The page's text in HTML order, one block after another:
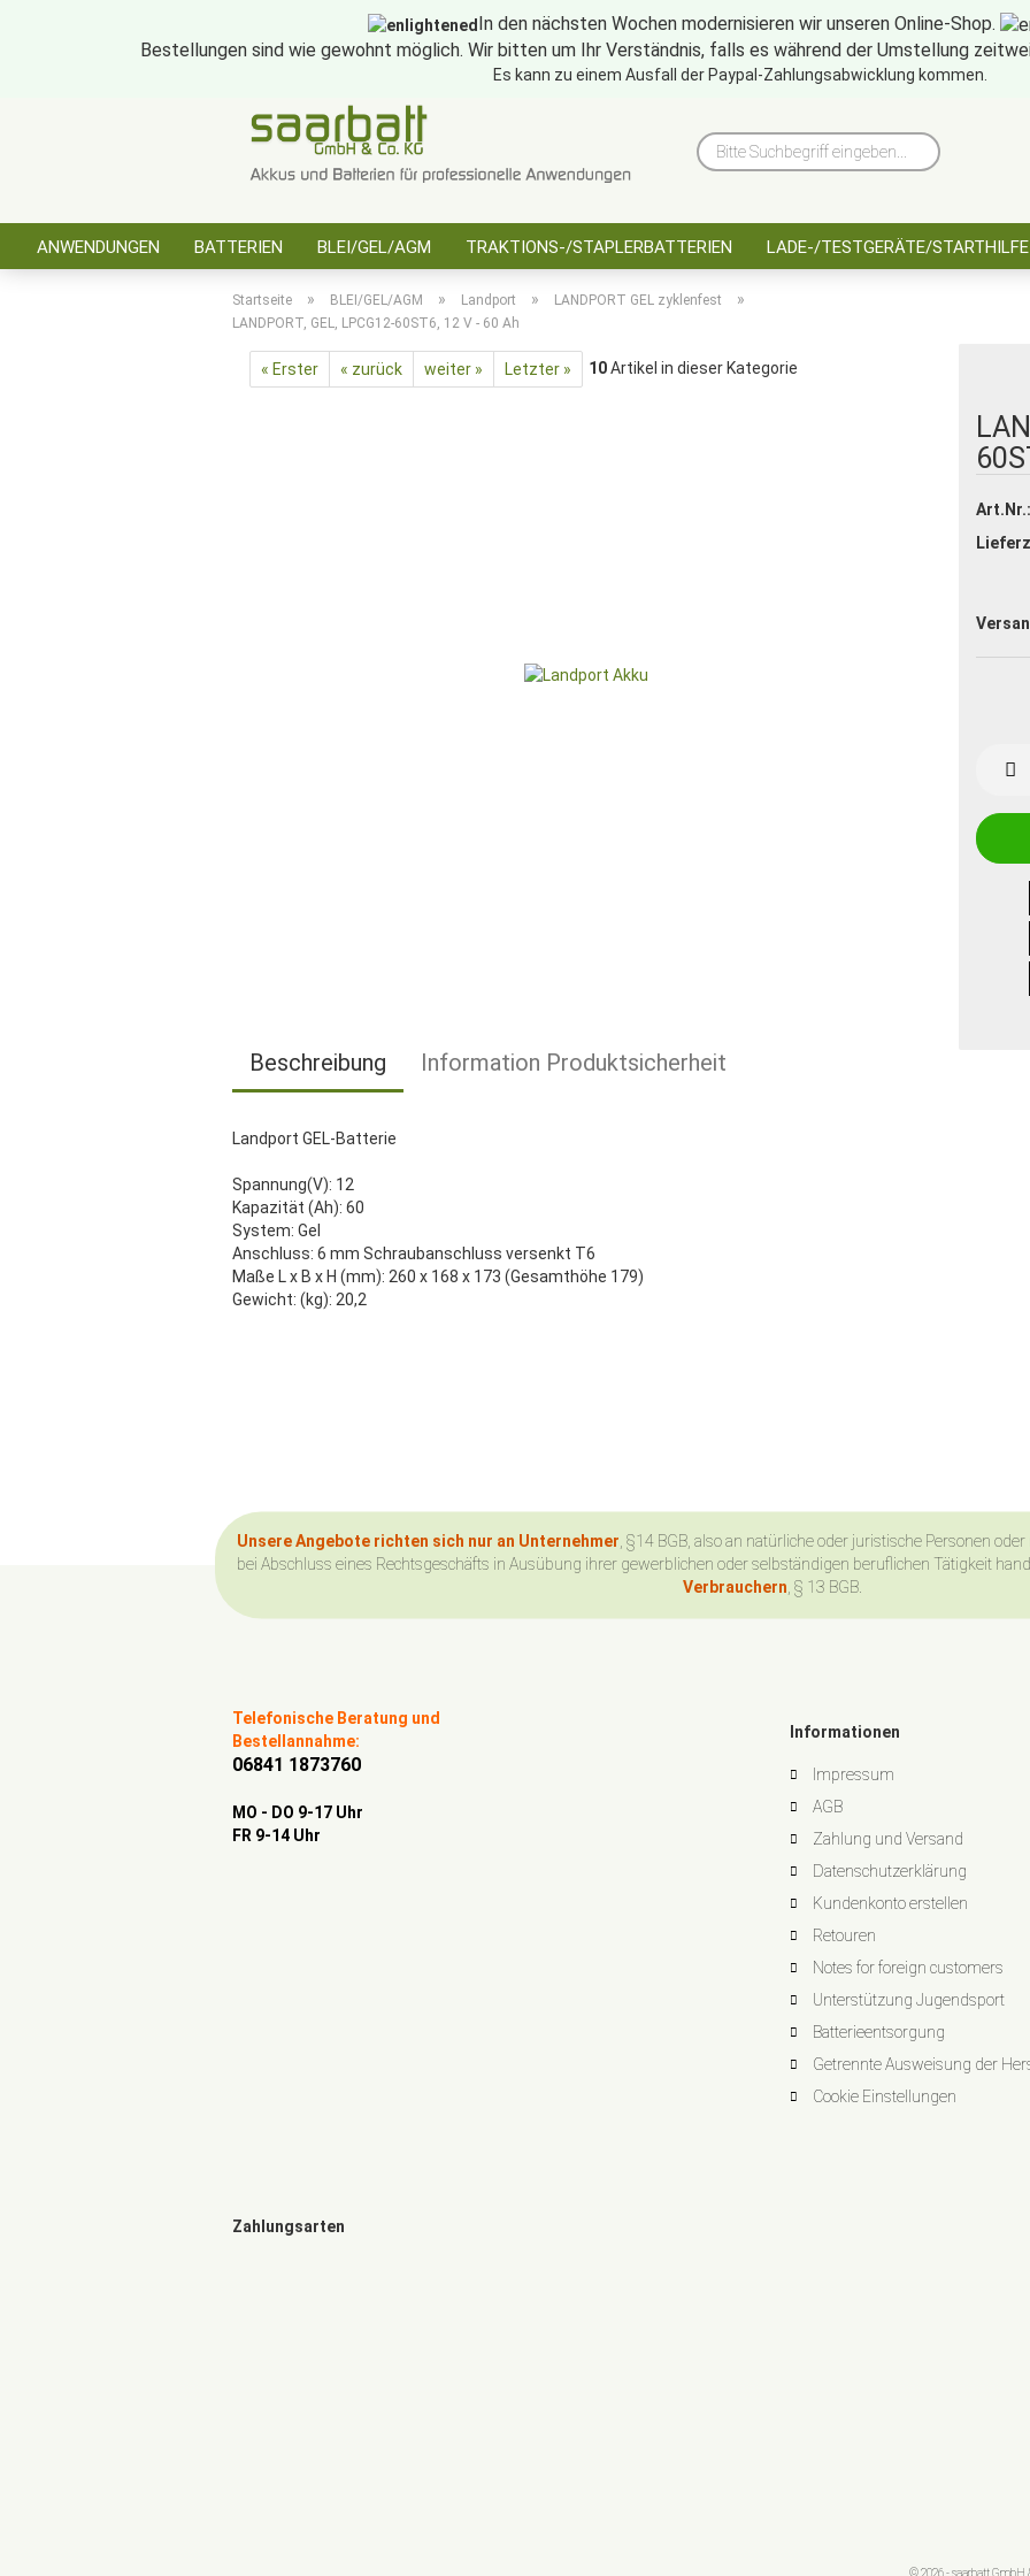
10 Jahre saarbatt
Bitte
In den nächsten Wochen modernisieren wir unseren Online-Shop.
Bestellungen sind wie gewohnt möglich. Wir bitten um Ihr Verständnis, falls es während der Umstellung
Es kann zu einem Ausfall der Paypal-Zahlungsabwicklung kommen.
ANWENDUNGEN BATTERIEN BLEI/GEL/AGM TRAKTIONS-/STAPLERBATTERIEN LADE-/TESTGERÄTE/STARTHILFE
Startseite » BLEI/GEL/AGM » Landport » LANDPORT GEL zyklenfest »
LANDPORT, GEL, LPCG12-60ST6, 12 V - 60 Ah
« Erster « zurück weiter » Letzter » 10Artikel in dieser Kategorie
Art.Nr.:
Beschreibung Information Produktsicherheit
Landport GEL-Batterie
Spannung(V): 12
Kapazität (Ah): 60
System: Gel
Anschluss: 6 mm Schraubanschluss versenkt T6
Maße L x B x H (mm): 260 x 168 x 173 (Gesamthöhe 179)
Gewicht: (kg): 20,2
Unsere Angebote richten sich nur an Unternehmer , §14 BGB, also an natürliche oder juristische Personen
bei Abschluss eines Rechtsgeschäfts in Ausübung ihrer gewerblichen oder selbständigen beruflichen Tätigkeit
Verbrauchern , § 13 BGB.
Telefonische Beratung und
Bestellannahme:
06841 1873760
MO - DO 9-17 Uhr
FR 9-14 Uhr
Informationen
Impressum
AGB
Zahlung und Versand
Datenschutzerklärung
Kundenkonto erstellen
Retouren
Notes for foreign customers
Unterstützung Jugendsport
Batterieentsorgung
Getrennte Ausweisung der
Cookie Einstellungen
Zahlungsarten
© 2026 - saarbatt GmbH